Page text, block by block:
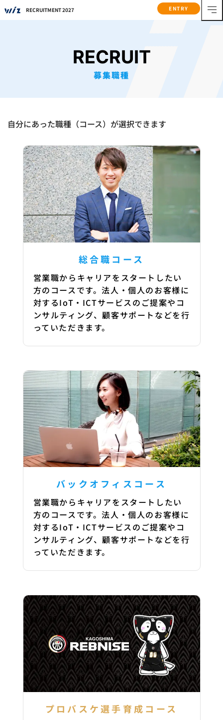
RECRUITMENT 2027 ENTRY
RECRUIT
募集職種
自分にあった職種（コース）が選択できます
総合職コース
営業職からキャリアをスタートしたい
方のコースです。法人・個人のお客様に
対するIoT・ICTサービスのご提案やコ
ンサルティング、顧客サポートなどを行
っていただきます。
バックオフィスコース
営業職からキャリアをスタートしたい
方のコースです。法人・個人のお客様に
対するIoT・ICTサービスのご提案やコ
ンサルティング、顧客サポートなどを行
っていただきます。
プロバスケ選手育成コース